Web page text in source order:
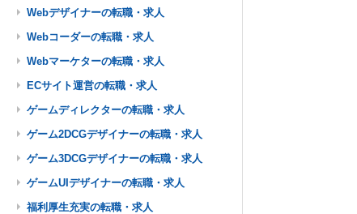
Webデザイナーの転職・求人
Webコーダーの転職・求人
Webマーケターの転職・求人
ECサイト運営の転職・求人
ゲームディレクターの転職・求人
ゲーム2DCGデザイナーの転職・求人
ゲーム3DCGデザイナーの転職・求人
ゲームUIデザイナーの転職・求人
福利厚生充実の転職・求人